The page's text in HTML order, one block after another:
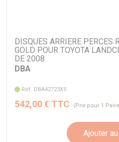
DISQUES ARRIERE PERCES
GOLD POUR TOYOTA
DE 2008
DBA
Réf. DBA42723XS
542,00 € TTC (Prix pour 1
Ajouter